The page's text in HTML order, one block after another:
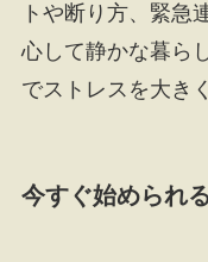
トや断り方、緊急
心して静かな暮ら
でストレスを大き
今すぐ始められ